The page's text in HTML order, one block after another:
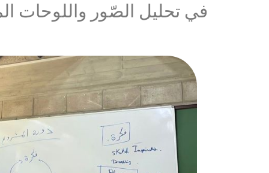
في تحليل الصّور واللوحات